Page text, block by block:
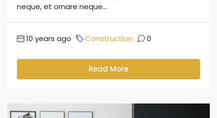
neque, et ornare neque...
10 years ago Construction 0
Read More